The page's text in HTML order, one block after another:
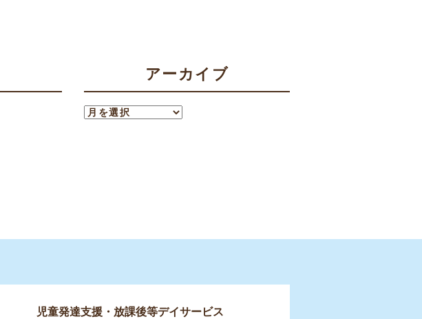
アーカイブ
児童発達支援・ 放課後等デイサービス